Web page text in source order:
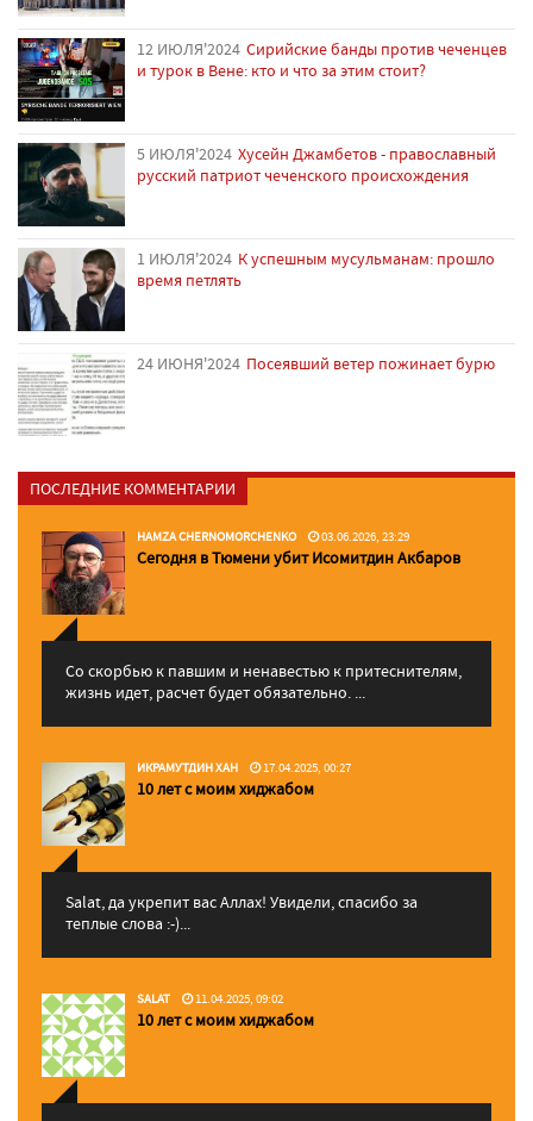
12 ИЮЛЯ'2024 Сирийские банды против чеченцев
и турок в Вене: кто и что за этим стоит?
5 ИЮЛЯ'2024 Хусейн Джамбетов - православный
русский патриот чеченского происхождения
1 ИЮЛЯ'2024 К успешным мусульманам: прошло
время петлять
24 ИЮНЯ'2024 Посеявший ветер пожинает бурю
ПОСЛЕДНИЕ КОММЕНТАРИИ
HAMZA CHERNOMORCHENKO 03.06.2026, 23:29
Сегодня в Тюмени убит Исомитдин Акбаров
Со скорбью к павшим и ненавестью к притеснителям,
жизнь идет, расчет будет обязательно. ...
ИКРАМУТДИН ХАН 17.04.2025, 00:27
10 лет с моим хиджабом
Salat, да укрепит вас Аллаx! Увидели, спасибо за
теплые слова :-)...
SALAT 11.04.2025, 09:02
10 лет с моим хиджабом